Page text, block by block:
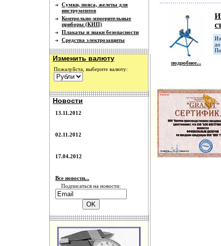
Сумки, пояса, желеты для
инструментов
Контрольно-измерительные
приборы (КИП)
Плакаты и знаки безопасности
Средства электрозащиты
Изменить валюту
Пожалуйста, выберите валюту:
Новости
13.11.2012
02.11.2012
17.04.2012
Все новости...
Подписаться на новости:
подробнее...